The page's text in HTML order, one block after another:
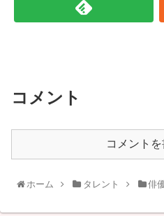
コメント
コメント
ホーム タレント 俳